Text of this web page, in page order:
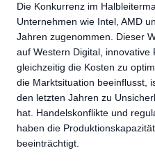
Die Konkurrenz im
Unternehmen wie Intel, AMD
Jahren zugenommen. Dieser
auf Western Digital, innovative
gleichzeitig die Kosten zu
die Marktsituation beeinflusst,
den letzten Jahren zu
hat. Handelskonflikte und
haben die
beeinträchtigt.